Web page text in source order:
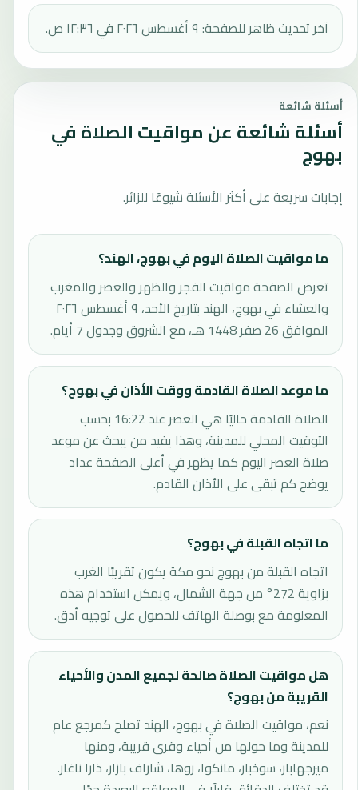
آخر تحديث ظاهر للصفحة: ٩ أغسطس ٢٠٢٦ في ١٢:٣٦ ص.
أسئلة شائعة
أسئلة شائعة عن مواقيت الصلاة في
بهوج
إجابات سريعة على أكثر الأسئلة شيوعًا للزائر.
ما مواقيت الصلاة اليوم في بهوج، الهند؟
تعرض الصفحة مواقيت الفجر والظهر والعصر والمغرب
والعشاء في بهوج، الهند بتاريخ الأحد، ٩ أغسطس ٢٠٢٦
الموافق 26 صفر 1448 هـ، مع الشروق وجدول 7 أيام.
ما موعد الصلاة القادمة ووقت الأذان في بهوج؟
الصلاة القادمة حاليًا هي العصر عند 16:22 بحسب
التوقيت المحلي للمدينة، وهذا يفيد من يبحث عن موعد
صلاة العصر اليوم كما يظهر في أعلى الصفحة عداد
يوضح كم تبقى على الأذان القادم.
ما اتجاه القبلة في بهوج؟
اتجاه القبلة من بهوج نحو مكة يكون تقريبًا الغرب
بزاوية 272° من جهة الشمال، ويمكن استخدام هذه
المعلومة مع بوصلة الهاتف للحصول على توجيه أدق.
هل مواقيت الصلاة صالحة لجميع المدن والأحياء
القريبة من بهوج؟
نعم، مواقيت الصلاة في بهوج، الهند تصلح كمرجع عام
للمدينة وما حولها من أحياء وقرى قريبة، ومنها
ميرجهابار، سوخبار، مانكوا، روها، شاراف بازار، ذارا ناغار.